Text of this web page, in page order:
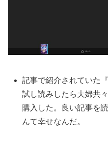
記事で紹介されていた
試し読みしたら夫婦共
購入した。良い記事を
んて幸せなんだ。